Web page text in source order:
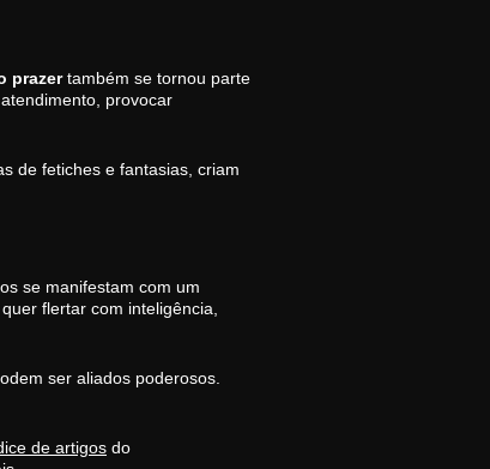
prazertambém se tornou parte
provocar
de fetiches e fantasias, criam
se manifestam com um
flertar com inteligência,
ser aliados poderosos.
de artigos do